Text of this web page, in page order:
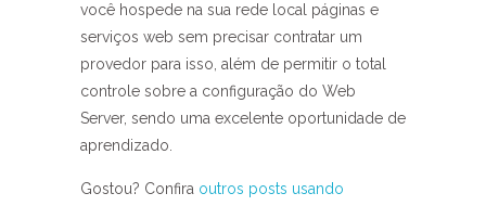
você hospede na sua rede local páginas e
serviços web sem precisar contratar um
provedor para isso, além de permitir o total
controle sobre a configuração do Web
Server, sendo uma excelente oportunidade de
aprendizado.
Gostou? Confira outros posts usando